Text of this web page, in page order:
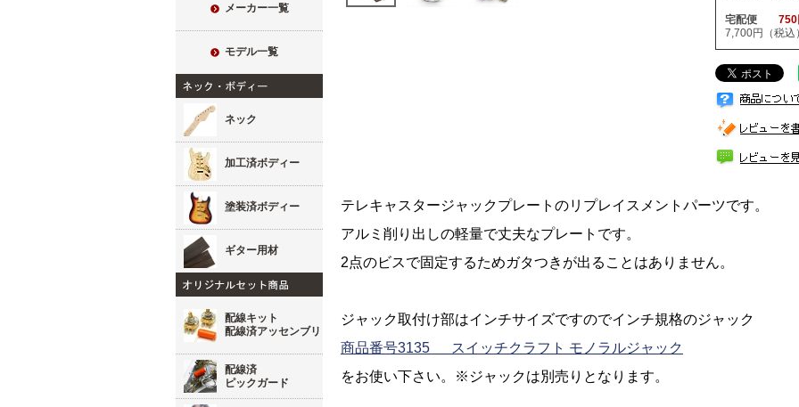
メーカー一覧
モデル一覧
ネック
加工済ボディー
塗装済ボディー
ギター用材
配線キット
配線済アッセンブリ
配線済
ピックガード
宅配便 750
7,700円（税込
テレキャスタージャックプレートのリプレイスメントパーツです。
アルミ削り出しの軽量で丈夫なプレートです。
2点のビスで固定するためガタつきが出ることはありません。
ジャック取付け部はインチサイズですのでインチ規格のジャック
商品番号3135 スイッチクラフト モノラルジャック
をお使い下さい。※ジャックは別売りとなります。